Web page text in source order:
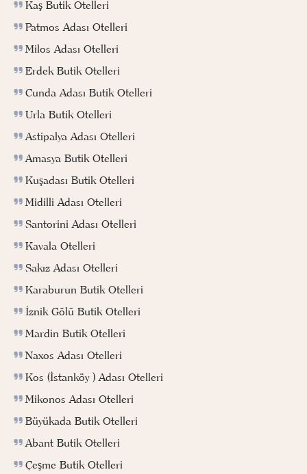
Kaş Butik Otelleri
Patmos Adası Otelleri
Milos Adası Otelleri
Erdek Butik Otelleri
Cunda Adası Butik Otelleri
Urla Butik Otelleri
Astipalya Adası Otelleri
Amasya Butik Otelleri
Kuşadası Butik Otelleri
Midilli Adası Otelleri
Santorini Adası Otelleri
Kavala Otelleri
Sakız Adası Otelleri
Karaburun Butik Otelleri
İznik Gölü Butik Otelleri
Mardin Butik Otelleri
Naxos Adası Otelleri
Kos (İstanköy ) Adası Otelleri
Mikonos Adası Otelleri
Büyükada Butik Otelleri
Abant Butik Otelleri
Çeşme Butik Otelleri